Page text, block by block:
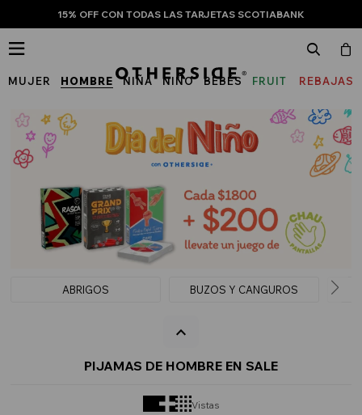
15% OFF CON TODAS LAS TARJETAS SCOTIABANK
MUJER HOMBRE NIÑA NIÑO BEBÉS
FRUIT
THE
LOOM
REBAJAS

ABRIGOS BUZOS Y CANGUROS
PIJAMAS DE HOMBRE EN SALE
Vistas